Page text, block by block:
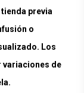
previa
o
Los
variaciones de